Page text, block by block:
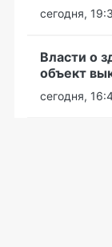
сегодня,
Власти о
объект
сегодня,